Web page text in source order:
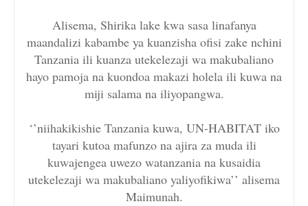
Alisema, Shirika lake kwa sasa linafanya
maandalizi kabambe ya kuanzisha ofisi zake nchini
Tanzania ili kuanza utekelezaji wa makubaliano
hayo pamoja na kuondoa makazi holela ili kuwa na
miji salama na iliyopangwa.
‘’niihakikishie Tanzania kuwa, UN-HABITAT iko
tayari kutoa mafunzo na ajira za muda ili
kuwajengea uwezo watanzania na kusaidia
utekelezaji wa makubaliano yaliyofikiwa’’ alisema
Maimunah.